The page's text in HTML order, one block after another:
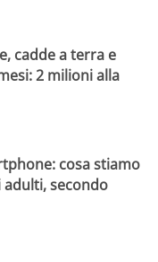
cadde a terra e
2 milioni alla
cosa stiamo
secondo